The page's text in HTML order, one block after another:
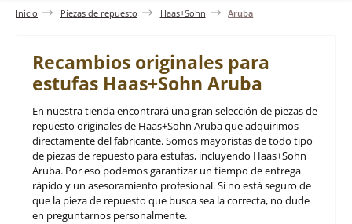
Inicio Piezas de repuesto Haas+Sohn Aruba
Recambios originales para
estufas Haas+Sohn Aruba
En nuestra tienda encontrará una gran selección de piezas de
repuesto originales de Haas+Sohn Aruba que adquirimos
directamente del fabricante. Somos mayoristas de todo tipo
de piezas de repuesto para estufas, incluyendo Haas+Sohn
Aruba. Por eso podemos garantizar un tiempo de entrega
rápido y un asesoramiento profesional. Si no está seguro de
que la pieza de repuesto que busca sea la correcta, no dude
en preguntarnos personalmente.